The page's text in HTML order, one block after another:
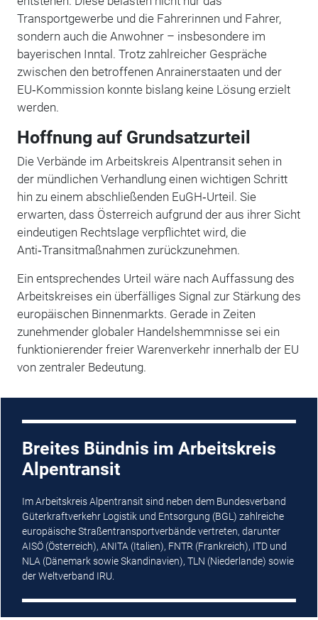
Transportgewerbe und die Fahrerinnen und Fahrer,
sondern auch die Anwohner – insbesondere im
bayerischen Inntal. Trotz zahlreicher Gespräche
zwischen den betroffenen Anrainerstaaten und der
EU‑Kommission konnte bislang keine Lösung erzielt
werden.
Hoffnung auf Grundsatzurteil
Die Verbände im Arbeitskreis Alpentransit sehen in
der mündlichen Verhandlung einen wichtigen Schritt
hin zu einem abschließenden EuGH‑Urteil. Sie
erwarten, dass Österreich aufgrund der aus ihrer Sicht
eindeutigen Rechtslage verpflichtet wird, die
Anti‑Transitmaßnahmen zurückzunehmen.
Ein entsprechendes Urteil wäre nach Auffassung des
Arbeitskreises ein überfälliges Signal zur Stärkung des
europäischen Binnenmarkts. Gerade in Zeiten
zunehmender globaler Handelshemmnisse sei ein
funktionierender freier Warenverkehr innerhalb der EU
von zentraler Bedeutung.
Breites Bündnis im Arbeitskreis
Alpentransit
Im Arbeitskreis Alpentransit sind neben dem Bundesverband
Güterkraftverkehr Logistik und Entsorgung (BGL) zahlreiche
europäische Straßentransportverbände vertreten, darunter
AISÖ (Österreich), ANITA (Italien), FNTR (Frankreich), ITD und
NLA (Dänemark sowie Skandinavien), TLN (Niederlande) sowie
der Weltverband IRU.